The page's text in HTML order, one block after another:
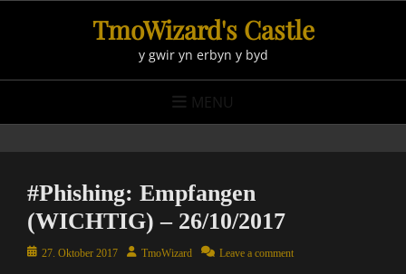
TmoWizard's Castle
y gwir yn erbyn y byd
MENU
#Phishing: Empfangen
(WICHTIG) – 26/10/2017
Posted27. Oktober 2017 AuthorTmoWizard Leave a comment